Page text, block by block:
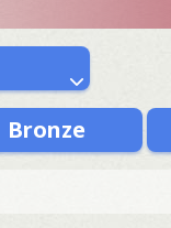
Bronze